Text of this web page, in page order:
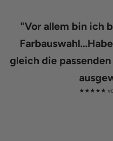
"Vor allem bin ich
gleich die
★★★★★